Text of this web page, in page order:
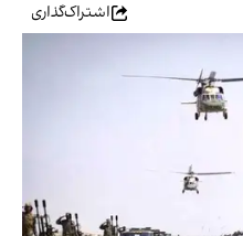
اشتراک‌گذاری